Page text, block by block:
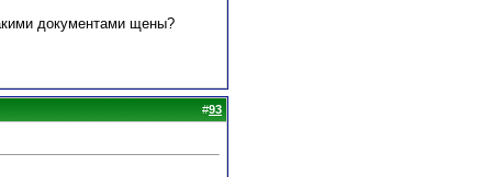
документами щены?
#93